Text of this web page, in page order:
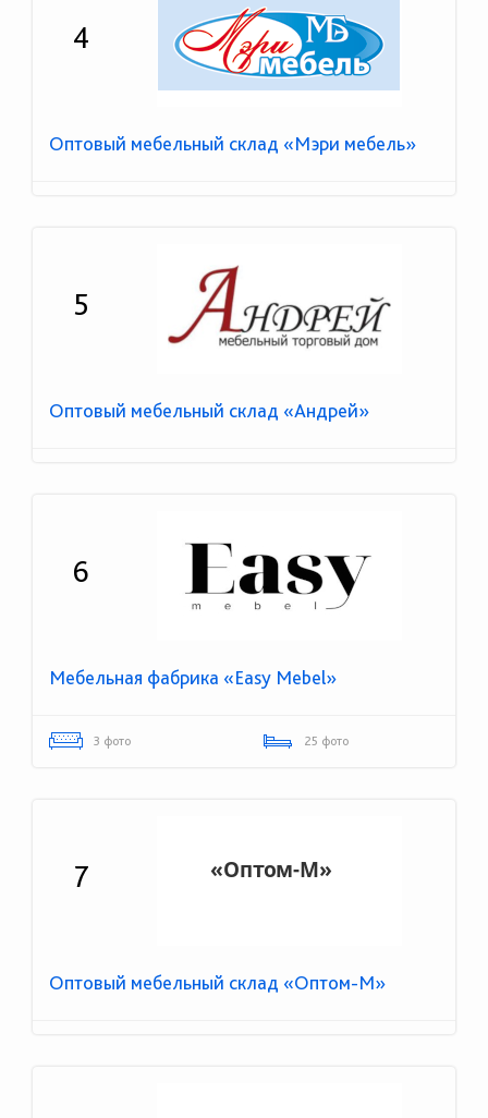
4
Оптовый мебельный склад «Мэри мебель»
5
Оптовый мебельный склад «Андрей»
6
Мебельная фабрика «Easy Mebel»
3 фото 25 фото
7
Оптовый мебельный склад «Оптом-М»